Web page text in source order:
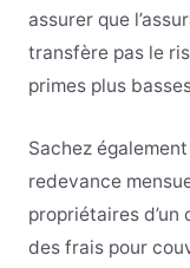
assurer que
transfère pas le
primes plus
Sachez
redevance
propriétaires
des frais pour